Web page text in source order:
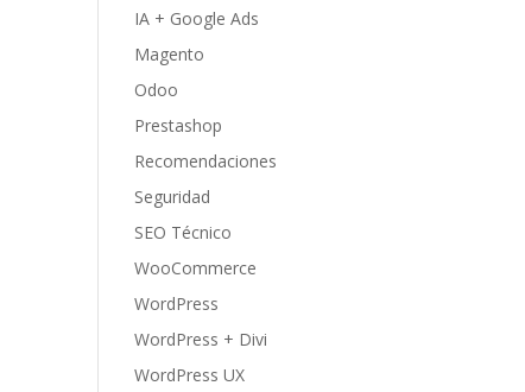
IA + Google Ads
Magento
Odoo
Prestashop
Recomendaciones
Seguridad
SEO Técnico
WooCommerce
WordPress
WordPress + Divi
WordPress UX